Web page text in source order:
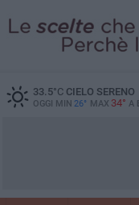
33.5°CCIELO SERENO
OGGI MIN 26° MAX 34° A